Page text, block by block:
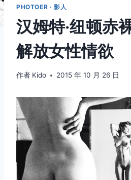
PHOTOER · 影人
汉姆特‧纽顿赤
解放女性情欲
作者 Kido 2015 年 10 月 26 日